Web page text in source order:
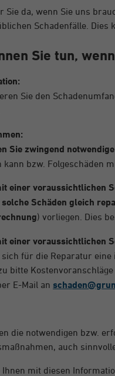
Sie da, wenn Sie uns
Schadenfälle. Dies
Sie tun,
Sie den
Sie zwingend notwendige
bzw. Folgeschäden
einer voraussichtlichen
solche Schäden gleich
) vorliegen. Dies
einer voraussichtlichen
sich für die Reparatur
bitte
E-Mail an
die notwendigen bzw.
auch
mit diesen